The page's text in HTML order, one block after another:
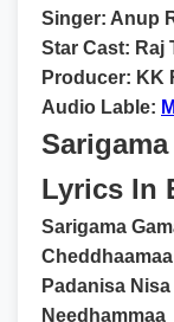
Singer: Anup
Star Cast: Raj
Producer: KK
Audio Lable:
Lyrics In
Sarigama
Cheddhaamaa
Padanisa
Needhammaa